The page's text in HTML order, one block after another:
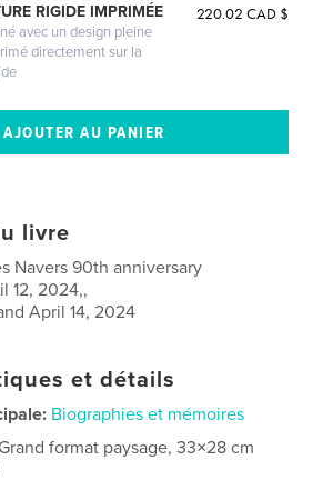
RIGIDE IMPRIMÉE
avec un design pleine
directement sur la
220.02 CAD $
livre
Navers 90th anniversary
12, 2024,,
April 14, 2024
et détails
Biographies et mémoires
Grand format paysage, 33×28 cm